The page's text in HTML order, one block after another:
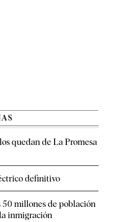
quedan de La Promesa
definitivo
50 millones de población
inmigración